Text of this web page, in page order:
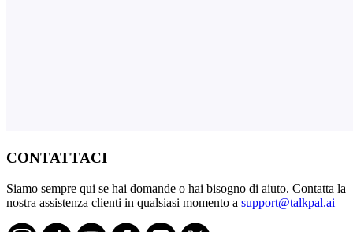
CONTATTACI
Siamo sempre qui se hai domande o hai bisogno di aiuto. Contatta la
nostra assistenza clienti in qualsiasi momento a support@talkpal.ai